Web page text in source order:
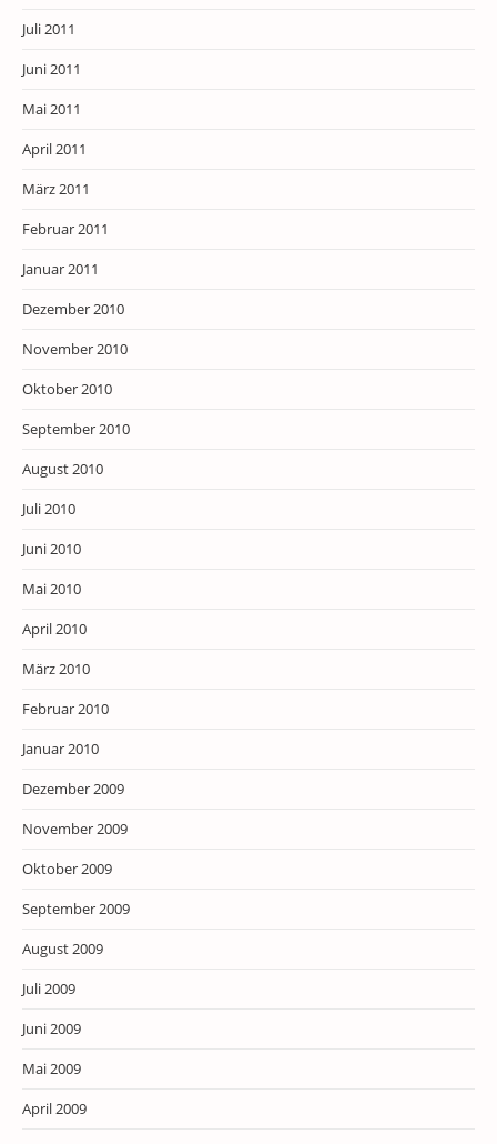
Juli 2011
Juni 2011
Mai 2011
April 2011
März 2011
Februar 2011
Januar 2011
Dezember 2010
November 2010
Oktober 2010
September 2010
August 2010
Juli 2010
Juni 2010
Mai 2010
April 2010
März 2010
Februar 2010
Januar 2010
Dezember 2009
November 2009
Oktober 2009
September 2009
August 2009
Juli 2009
Juni 2009
Mai 2009
April 2009